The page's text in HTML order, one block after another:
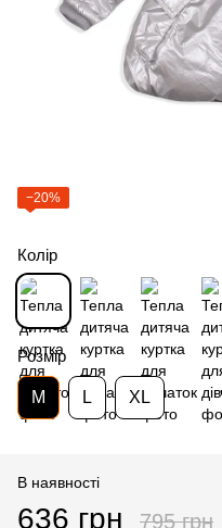
−20%
Колір
Розмір
M L XL
В наявності
636 грн 795 грн